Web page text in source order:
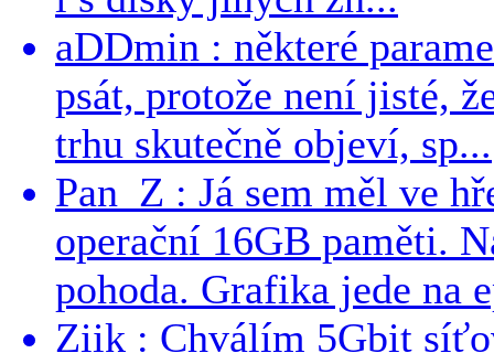
aDDmin : některé
psát, protože není jisté,
trhu skutečně objeví, sp...
Pan_Z : Já sem měl ve
operační 16GB paměti.
pohoda. Grafika jede na
Ziik : Chválím 5Gbit